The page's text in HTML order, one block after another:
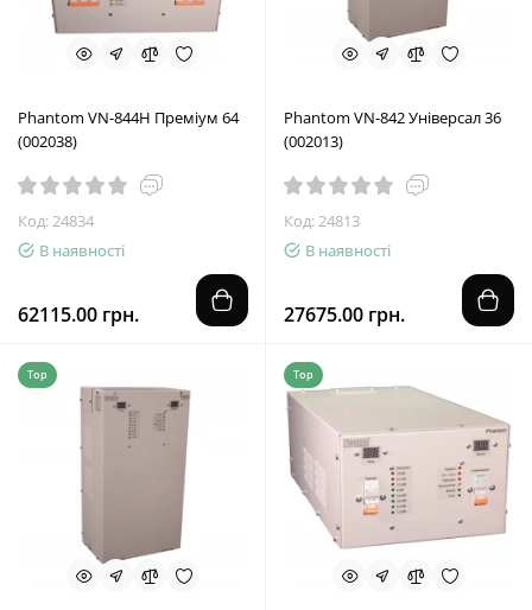
Phantom VN-844Н Преміум 64
(002038)
Код: 24834
В наявності
62115.00 грн.
Phantom VN-842 Універсал 36
(002013)
Код: 24813
В наявності
27675.00 грн.
Top Top